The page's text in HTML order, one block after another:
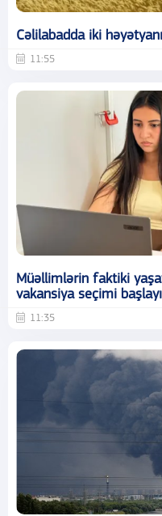
Cəlilabadda iki
11:55
Müəllimlərin faktiki
vakansiya seçimi
11:35